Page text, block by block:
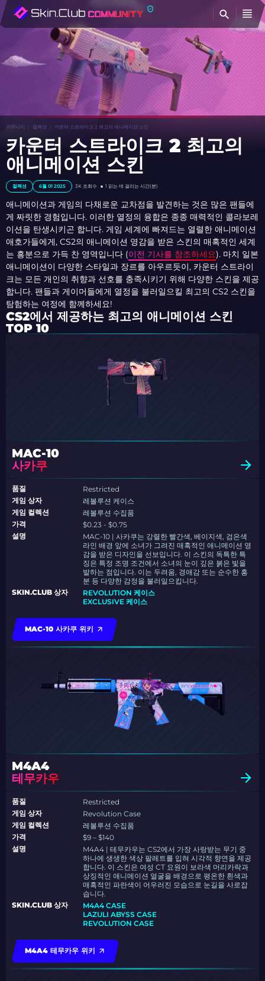
커뮤니티 컬렉션 카운터 스트라이크 2 최고의 애니메이션 스킨
카운터 스트라이크 2 최고의
애니메이션 스킨
컬렉션 6월 01 2025 3K 조회수 1 읽는 데 걸리는 시간(분)
애니메이션과 게임의 다채로운 교차점을 발견하는 것은 많은 팬들에
게 짜릿한 경험입니다. 이러한 열정의 융합은 종종 매력적인 콜라보레
이션을 탄생시키곤 합니다. 게임 세계에 빠져드는 열렬한 애니메이션
애호가들에게, CS2의 애니메이션 영감을 받은 스킨의 매혹적인 세계
는 흥분으로 가득 찬 영역입니다 (이전 기사를 참조하세요). 마치 일본
애니메이션이 다양한 스타일과 장르를 아우르듯이, 카운터 스트라이
크는 모든 개인의 취향과 선호를 충족시키기 위해 다양한 스킨을 제공
합니다. 팬들과 게이머들에게 열정을 불러일으킬 최고의 CS2 스킨을
탐험하는 여정에 함께하세요!
CS2에서 제공하는 최고의 애니메이션 스킨
TOP 10
MAC-10
사카쿠
품질
Restricted
게임 상자
레볼루션 케이스
게임 컬렉션
레볼루션 수집품
가격
$0.23 - $0.75
설명
MAC-10 | 사카쿠는 강렬한 빨간색, 베이지색, 검은색
라인 배경 앞에 소녀가 그려진 매혹적인 애니메이션 영
감을 받은 디자인을 선보입니다. 이 스킨의 독특한 특
징은 특정 조명 조건에서 소녀의 눈이 깊은 붉은 빛을
발하는 점입니다. 이는 두려움, 경애감 또는 순수한 흥
분 등 다양한 감정을 불러일으킵니다.
SKIN.CLUB 상자
REVOLUTION 케이스
EXCLUSIVE 케이스
MAC-10 사카쿠 위키
M4A4
테무카우
품질
Restricted
게임 상자
Revolution Case
게임 컬렉션
레볼루션 수집품
가격
$9 – $140
설명
M4A4 | 테무카우는 CS2에서 가장 사랑받는 무기 중
하나에 생생한 색상 팔레트를 입혀 시각적 향연을 제공
합니다. 이 스킨은 여성 CT 요원이 보라색 머리카락과
상징적인 애니메이션 얼굴을 배경으로 평온한 흰색과
매혹적인 파란색이 어우러진 모습으로 눈길을 사로잡
습니다.
SKIN.CLUB 상자
M4A4 CASE
LAZULI ABYSS CASE
REVOLUTION CASE
M4A4 테무카우 위키